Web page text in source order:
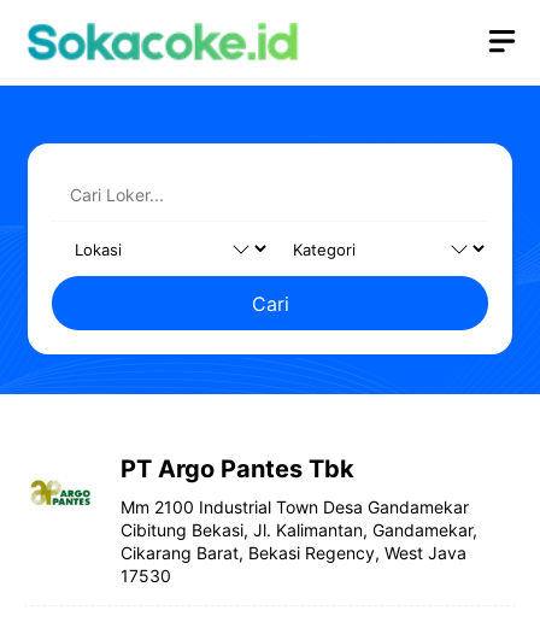
Cari
PT Argo Pantes Tbk
Mm 2100 Industrial Town Desa Gandamekar
Cibitung Bekasi, Jl. Kalimantan, Gandamekar,
Cikarang Barat, Bekasi Regency, West Java
17530